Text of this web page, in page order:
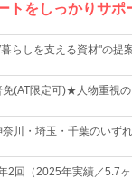
をしっかりサポ
らしを支える資材"の提
(AT限定可)★人物重視の
川・埼玉・千葉のいずれ
2回（2025年実績／5.7ヶ